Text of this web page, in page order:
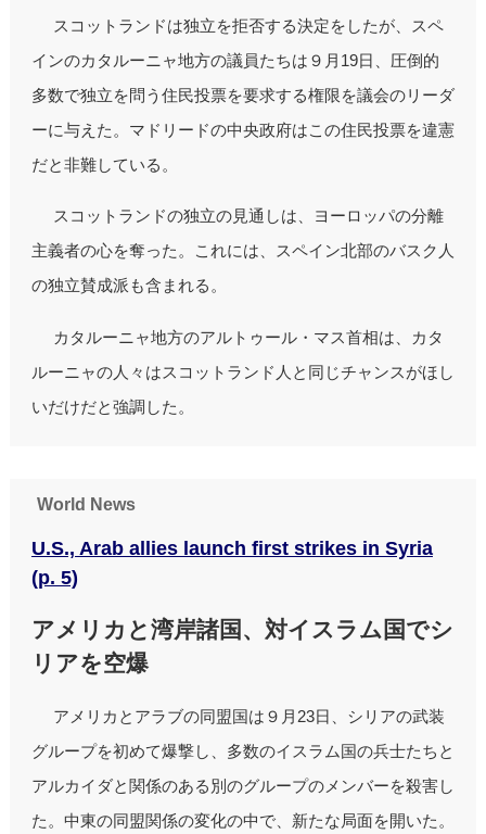
スコットランドは独立を拒否する決定をしたが、スペ
インのカタルーニャ地方の議員たちは９月19日、圧倒的
多数で独立を問う住民投票を要求する権限を議会のリーダ
ーに与えた。マドリードの中央政府はこの住民投票を違憲
だと非難している。
スコットランドの独立の見通しは、ヨーロッパの分離
主義者の心を奪った。これには、スペイン北部のバスク人
の独立賛成派も含まれる。
カタルーニャ地方のアルトゥール・マス首相は、カタ
ルーニャの人々はスコットランド人と同じチャンスがほし
いだけだと強調した。
World News
U.S., Arab allies launch first strikes in Syria
(p. 5)
アメリカと湾岸諸国、対イスラム国でシ
リアを空爆
アメリカとアラブの同盟国は９月23日、シリアの武装
グループを初めて爆撃し、多数のイスラム国の兵士たちと
アルカイダと関係のある別のグループのメンバーを殺害し
た。中東の同盟関係の変化の中で、新たな局面を開いた。